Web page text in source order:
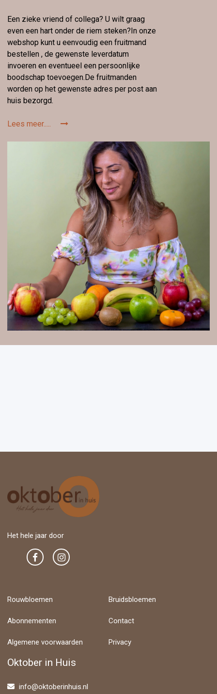
Een zieke vriend of collega? U wilt graag
even een hart onder de riem steken?In onze
webshop kunt u eenvoudig een fruitmand
bestellen , de gewenste leverdatum
invoeren en eventueel een persoonlijke
boodschap toevoegen.De fruitmanden
worden op het gewenste adres per post aan
huis bezorgd.
Lees meer.....
Het hele jaar door
Rouwbloemen Bruidsbloemen
Abonnementen Contact
Algemene voorwaarden Privacy
Oktober in Huis
info@oktoberinhuis.nl